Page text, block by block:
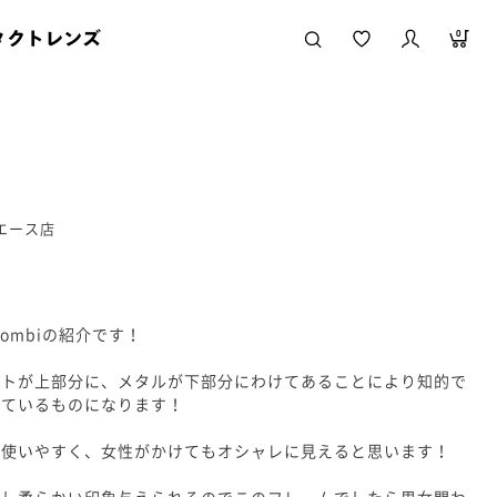
クトレンズ 0
ース店
の紹介です！
が上部分に、メタルが下部分にわけてあることにより知的で
いるものになります！
いやすく、女性がかけてもオシャレに見えると思います！